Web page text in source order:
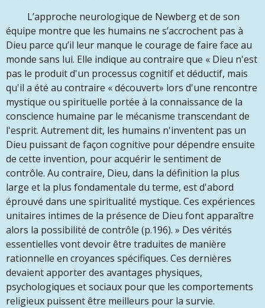
L’approche neurologique de Newberg et de son
équipe montre que les humains ne s’accrochent pas à
Dieu parce qu’il leur manque le courage de faire face au
monde sans lui. Elle indique au contraire que « Dieu n'est
pas le produit d'un processus cognitif et déductif, mais
qu'il a été au contraire « découvert» lors d'une rencontre
mystique ou spirituelle portée à la connaissance de la
conscience humaine par le mécanisme transcendant de
l'esprit. Autrement dit, les humains n'inventent pas un
Dieu puissant de façon cognitive pour dépendre ensuite
de cette invention, pour acquérir le sentiment de
contrôle. Au contraire, Dieu, dans la définition la plus
large et la plus fondamentale du terme, est d'abord
éprouvé dans une spiritualité mystique. Ces expériences
unitaires intimes de la présence de Dieu font apparaître
alors la possibilité de contrôle (p.196). » Des vérités
essentielles vont devoir être traduites de manière
rationnelle en croyances spécifiques. Ces dernières
devaient apporter des avantages physiques,
psychologiques et sociaux pour que les comportements
religieux puissent être meilleurs pour la survie.